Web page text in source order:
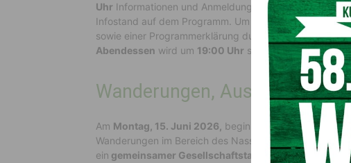
Uhr Informationen und Anmeldungen zu den
Infostand auf dem Programm. Um
18:00 Uhrerfolgt die
sowie einer Programmerklärung durch Hausherrn
Abendessen wird um 19:00 Uhr serviert.
Wanderungen, Ausflüge und
Am Montag, 15. Juni 2026, beginnt der Tag ab 07:00
Wanderungen im Bereich des Nassfeldes. Das
ein gemeinsamer Gesellschaftstanz mit Ulrike